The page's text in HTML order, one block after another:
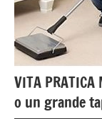
6
anni
GUIDA
DIDATTICA
MONTESSORI
TUTTI GLI
VITA
o un grande